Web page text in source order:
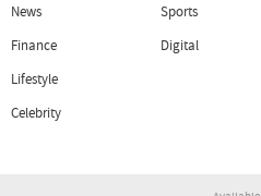
News
Finance
Lifestyle
Celebrity
Sports
Digital